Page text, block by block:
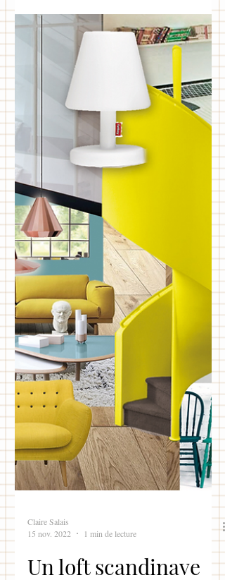
// MOODBOARD // Voici 5 scénettes,
chacune illustrant un parti pris à l'aide
de tissu, cuir et accessoires. Et voir
les possibilités...